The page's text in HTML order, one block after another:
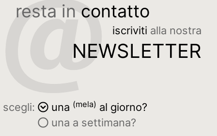
resta in contatto
iscriviti alla nostra
NEWSLETTER
scegli: una (mela) al giorno?
una a settimana?